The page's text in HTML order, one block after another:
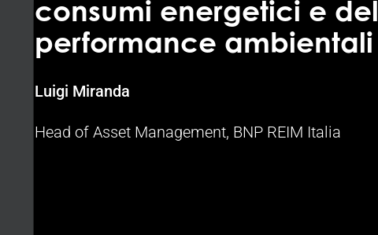
consumi energetici e
performance ambientali
Luigi Miranda
Head of Asset Management, BNP REIM Italia